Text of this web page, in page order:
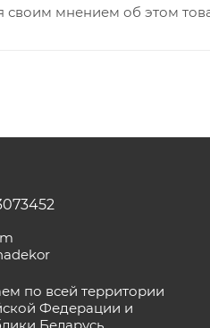
своим мнением об этом
по всей территории
Федерации и